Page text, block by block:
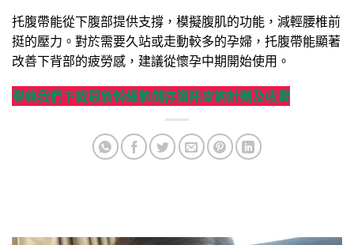
托腹帶能從下腹部提供支撐，模擬腹肌的功能，減輕腰椎前
挺的壓力。對於需要久站或走動較多的孕婦，托腹帶能顯著
改善下背部的疲勞感，建議從懷孕中期開始使用。
聯絡我們下載最新幹細胞儲存資訊查詢計劃及收費